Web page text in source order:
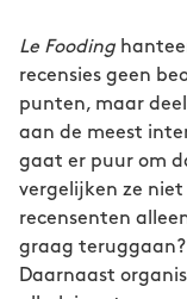
Le Fooding
recensies geen
punten, maar
aan de meest
gaat er puur om
vergelijken ze niet
recensenten
graag
Daarnaast